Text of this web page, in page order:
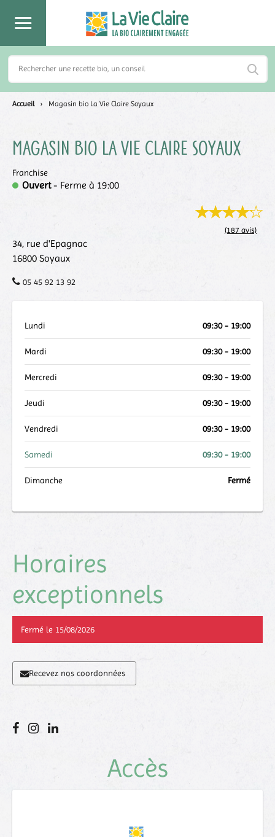
Magasin bio La Vie Claire Soyaux
Franchise
Ouvert- Ferme à 19:00
(187 avis)
34, rue d'Epagnac
16800 Soyaux
05 45 92 13 92
Lundi 09:30 - 19:00
Mardi 09:30 - 19:00
Mercredi 09:30 - 19:00
Jeudi 09:30 - 19:00
Vendredi 09:30 - 19:00
Samedi 09:30 - 19:00
Dimanche Fermé
Horaires
exceptionnels
Fermé le 15/08/2026
Recevez nos coordonnées
Accès
Accueil › Magasin bio La Vie Claire Soyaux